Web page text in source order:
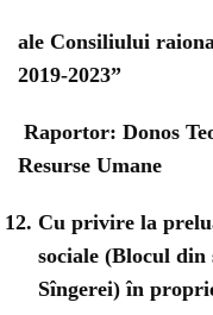
ale Consiliului
2019-2023”
Raportor: Donos
Resurse Umane
Cu privire la
sociale (Blocul din
Sîngerei) în